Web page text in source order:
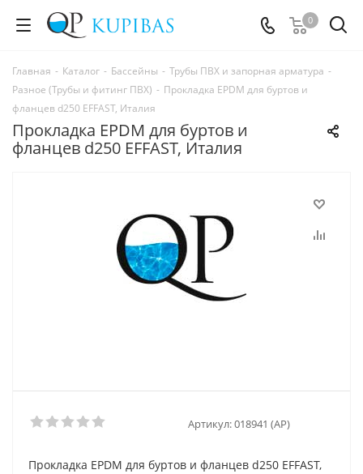
0
Главная - Каталог - Бассейны - Трубы ПВХ и запорная арматура -
Разное (Трубы и фитинг ПВХ) - Прокладка EPDM для буртов и
фланцев d250 EFFAST, Италия
Прокладка EPDM для буртов и
фланцев d250 EFFAST, Италия
Артикул:018941 (AP)
Прокладка EPDM для буртов и фланцев d250 EFFAST,